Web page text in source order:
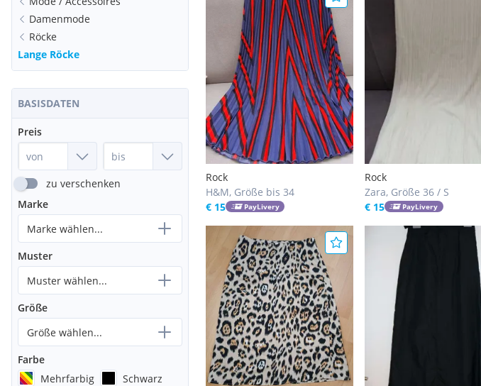
Damenmode
Röcke
Lange Röcke
BASISDATEN
Preis
zu verschenken
Marke
Marke wählen...
Muster
Muster wählen...
Größe
Größe wählen...
Farbe
Mehrfarbig
Schwarz
Rock
H&M, Größe bis 34
€ 15
PayLivery
Rock
Zara, Größe 36 / S
€ 15
PayLivery